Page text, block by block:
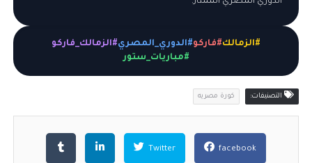
#الزمالك#فاركو#الدوري_المصري#الزمالك_فاركو
#مباريات_ستور
التصنيفات: كورة مصريه
facebook
Twitter